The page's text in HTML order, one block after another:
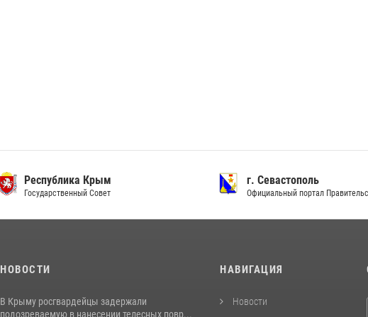
Республика Крым
Государственный Совет
г. Севастополь
Официальный портал
НОВОСТИ
В Крыму росгвардейцы задержали
подозреваемую в нанесении телесных повр...
НАВИГАЦИЯ
Новости